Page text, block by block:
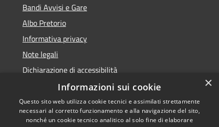
Bandi Avvisi e Gare
Albo Pretorio
Informativa privacy
Note legali
Dichiarazione di accessibilità
Copyright © 2026 • Comune di
×
Informazioni sui cookie
Questo sito web utilizza cookie tecnici e assimilati strettamente
necessari al corretto funzionamento e alla navigazione del sito,
nonché un cookie tecnico analitico al solo fine di elaborare